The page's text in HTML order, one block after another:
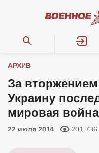
АРХИВ
За вторжением
Украину
мировая война
22 июля 2014 201 736